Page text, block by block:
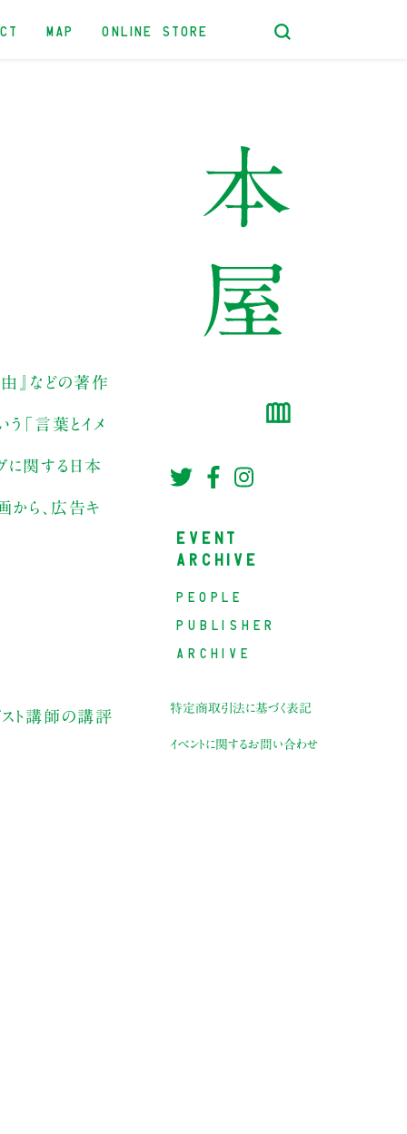
MAP ONLINE STORE
』などの著作
「言葉とイメ
に関する日本
ら、広告キ
ト講師の講評
EVENT
ARCHIVE
PEOPLE
PUBLISHER
ARCHIVE
特定商取引法に基づく表記
イベントに関するお問い合わせ